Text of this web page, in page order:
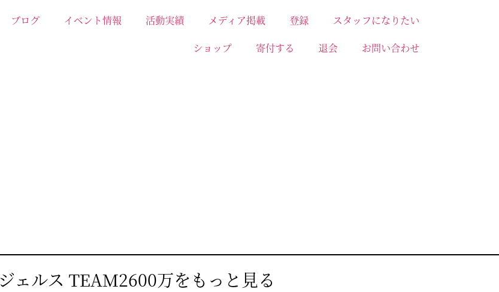
ブログ イベント情報 活動実績 メディア掲載 登録
スタッフになりたい
ショップ
寄付する 退会 お問い合わせ
ェルス TEAM2600万をもっと見る